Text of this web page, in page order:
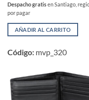
Despacho gratisen Santiago,
por pagar
AÑADIR AL CARRITO
Código: mvp_320